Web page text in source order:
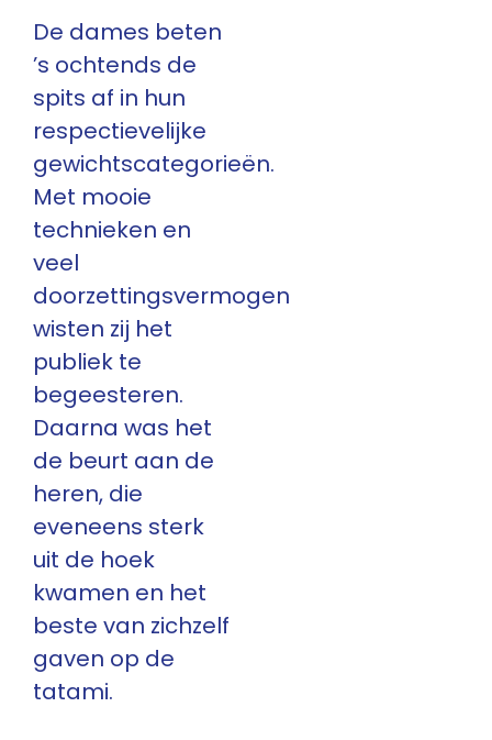
De dames beten
’s ochtends de
spits af in hun
respectievelijke
gewichtscategorieën.
Met mooie
technieken en
veel
doorzettingsvermogen
wisten zij het
publiek te
begeesteren.
Daarna was het
de beurt aan de
heren, die
eveneens sterk
uit de hoek
kwamen en het
beste van zichzelf
gaven op de
tatami.